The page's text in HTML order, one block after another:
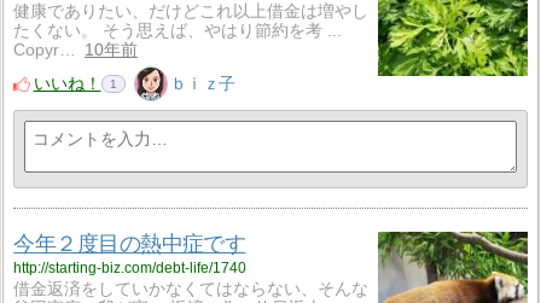
健康でありたい、だけどこれ以上借金は増やし
たくない。 そう思えば、やはり節約を考 ...
Copyr…
10年前
いいね！
1 ｂｉｚ子
今年２度目の熱中症です
http://starting-biz.com/debt-life/1740
借金返済をしていかなくてはならない、そんな